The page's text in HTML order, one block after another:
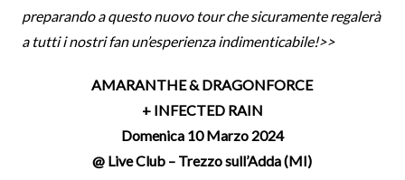
preparando a questo nuovo tour che sicuramente regalerà
a tutti i nostri fan un’esperienza indimenticabile!>>
AMARANTHE & DRAGONFORCE
+ INFECTED RAIN
Domenica 10 Marzo 2024
@ Live Club – Trezzo sull’Adda (MI)